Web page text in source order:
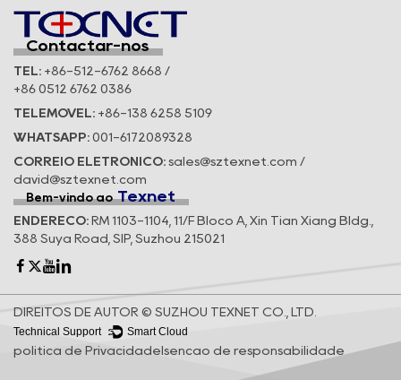
Contactar-nos
TEL: +86-512-6762 8668 /
+86 0512 6762 0386
TELEMÓVEL: +86-138 6258 5109
WHATSAPP: 001-6172089328
CORREIO ELETRÓNICO: sales@sztexnet.com /
david@sztexnet.com
Bem-vindo ao Texnet
ENDEREÇO: RM 1103-1104, 11/F Bloco A, Xin Tian Xiang Bldg.,
388 Suya Road, SIP, Suzhou 215021
DIREITOS DE AUTOR © SUZHOU TEXNET CO., LTD.
Technical Support ： Smart Cloud
política de Privacidade Isenção de responsabilidade